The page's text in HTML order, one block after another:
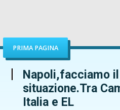
PRIMA PAGINA
Napoli,facciamo
situazione.Tra
Italia e EL